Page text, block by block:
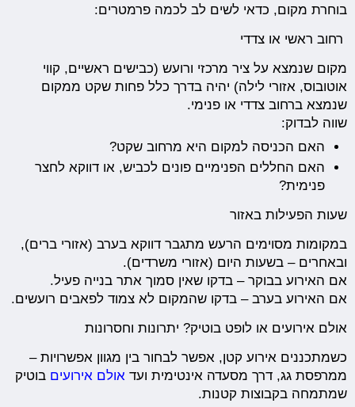
בוחרת מקום, כדאי לשים לב לכמה פרמטרים:
רחוב ראשי או צדדי
מקום שנמצא על ציר מרכזי ורועש (כבישים ראשיים, קווי
אוטובוס, אזורי לילה) יהיה בדרך כלל פחות שקט ממקום
שנמצא ברחוב צדדי או פנימי.
שווה לבדוק:
האם הכניסה למקום היא מרחוב שקט?
האם החללים הפנימיים פונים לכביש, או דווקא לחצר
פנימית?
שעות הפעילות באזור
במקומות מסוימים הרעש מתגבר דווקא בערב (אזורי ברים),
ובאחרים – בשעות היום (אזורי משרדים).
אם האירוע בבוקר – בדקו שאין סמוך אתר בנייה פעיל.
אם האירוע בערב – בדקו שהמקום לא צמוד לפאבים רועשים.
אולם אירועים או לופט בוטיק? יתרונות וחסרונות
כשמתכננים אירוע קטן, אפשר לבחור בין מגוון אפשרויות –
ממרפסת גג, דרך מסעדה אינטימית ועדאולם אירועים בוטיק
שמתמחה בקבוצות קטנות.